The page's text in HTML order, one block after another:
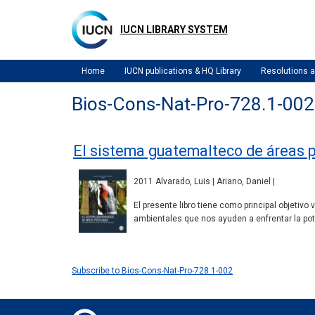
IUCN LIBRARY SYSTEM
Home IUCN publications & HQ Library Resolutions
Bios-Cons-Nat-Pro-728.1-002
El sistema guatemalteco de áreas
2011 Alvarado, Luis | Ariano, Daniel |
El presente libro tiene como principal
ambientales que nos ayuden a enfrentar la
Subscribe to Bios-Cons-Nat-Pro-728.1-002